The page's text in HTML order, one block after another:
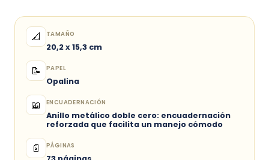
📐 TAMAÑO
20,2 x 15,3 cm
📝 PAPEL
Opalina
📖 ENCUADERNACIÓN
Anillo metálico doble cero: encuadernación
reforzada que facilita un manejo cómodo
📄 PÁGINAS